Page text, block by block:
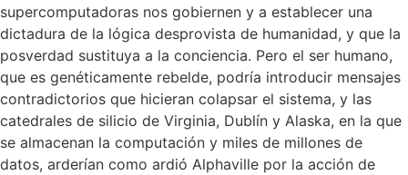
supercomputadoras nos gobiernen y a establecer una
dictadura de la lógica desprovista de humanidad, y que la
posverdad sustituya a la conciencia. Pero el ser humano,
que es genéticamente rebelde, podría introducir mensajes
contradictorios que hicieran colapsar el sistema, y las
catedrales de silicio de Virginia, Dublín y Alaska, en la que
se almacenan la computación y miles de millones de
datos, arderían como ardió Alphaville por la acción de